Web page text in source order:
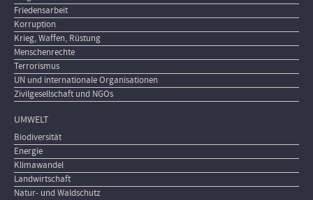
Friedensarbeit
Korruption
Krieg, Waffen, Rüstung
Menschenrechte
Terrorismus
UN und internationale Organisationen
Zivilgesellschaft und NGOs
UMWELT
Biodiversität
Energie
Klimawandel
Landwirtschaft
Natur- und Waldschutz